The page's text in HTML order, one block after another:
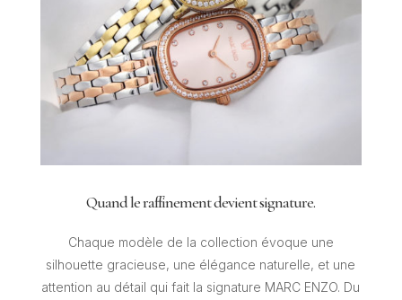
Quand le raffinement devient signature.
Chaque modèle de la collection évoque une
silhouette gracieuse, une élégance naturelle, et une
attention au détail qui fait la signature MARC ENZO. Du